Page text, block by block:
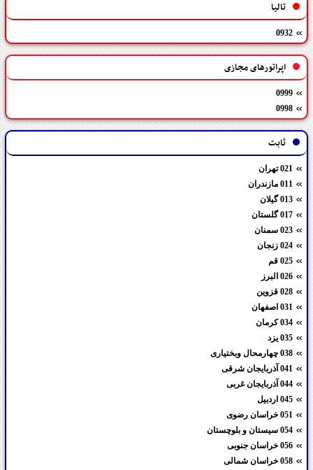
تالیا
0932
اپراتورهای مجازی
0999
0998
ثابت
021 تهران
011 مازندران
013 گیلان
017 گلستان
023 سمنان
024 زنجان
025 قم
026 البرز
028 قزوین
031 اصفهان
034 کرمان
035 یزد
038 چهارمحال وبختیاری
041 آذربایجان شرقی
044 آذربایجان غربی
045 اردبیل
051 خراسان رضوی
054 سیستان و بلوچستان
056 خراسان جنوبی
058 خراسان شمالی